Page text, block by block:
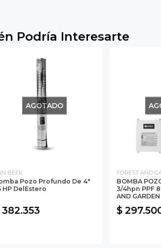
Podría Interesarte
AGOTADO
BEEK
Pozo Profundo De 4"
HP DelEstero
382.353
FOREST AND
BOMBA
3/4hpn PPF
AND GARDEN
$